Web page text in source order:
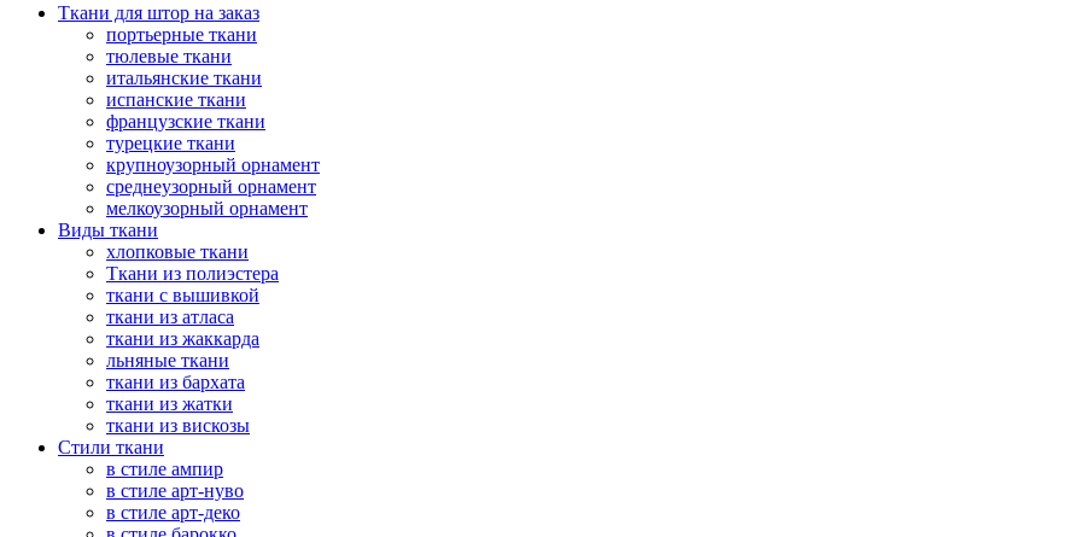
Ткани для штор на заказ
портьерные ткани
тюлевые ткани
итальянские ткани
испанские ткани
французские ткани
турецкие ткани
крупноузорный орнамент
среднеузорный орнамент
мелкоузорный орнамент
Виды ткани
хлопковые ткани
Ткани из полиэстера
ткани с вышивкой
ткани из атласа
ткани из жаккарда
льняные ткани
ткани из бархата
ткани из жатки
ткани из вискозы
Стили ткани
в стиле ампир
в стиле арт-нуво
в стиле арт-деко